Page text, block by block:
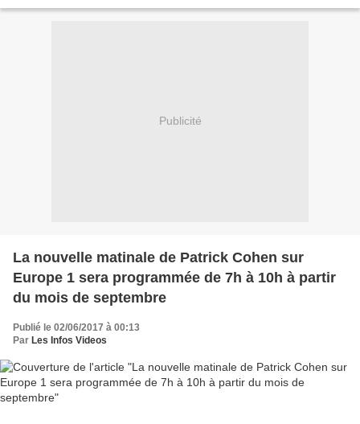
Publicité
La nouvelle matinale de Patrick Cohen sur
Europe 1 sera programmée de 7h à 10h à partir
du mois de septembre
Publié le 02/06/2017 à 00:13
Par Les Infos Videos